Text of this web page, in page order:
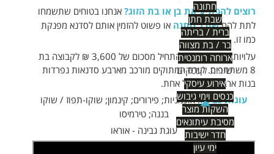
חתונה
שבת חתן
ברית / בריתה
בר / בת מצווה
ארוחה רומנטית
שירות לעסקים
אירוע עיסקי
כנסים וימי גיבוש
השקות מוצר
מסיבת עיתונאים
חדר ישיבות
ימי עיון
רוצים להפתיע את בן או בת הזוג? אנחנו בטוחים שתשמחו
לתת להםשובר מתנה או פשוט להזמין אותם לסדנא מפנקת
כמו זו.
עלויות סדנא יכולות להתחיל מסכום של 3,600 ₪ לקבוצה בת
8 משתתפים. קורס המתוקים מורכב מארבע סדנאות נפרדות
בנות ארבע שעות כל אחת.
עוגות גבינה: אוכמניות; פירורים; קינמון; שוקו-תפוז / שוקו
בננה; טירמיסו
עוגת גבינה - אוראו